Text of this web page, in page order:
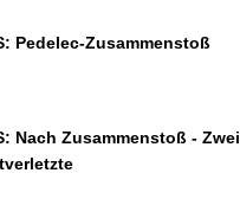
Pedelec-Zusammenstoß
Nach Zusammenstoß - Zwei